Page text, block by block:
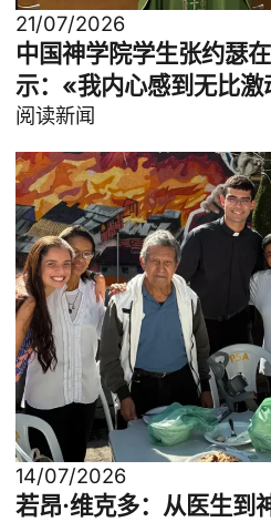
21/07/2026
中国神学院学生张约瑟
示：«我内心感到无比
阅读新闻
14/07/2026
若昂·维克多：从医生